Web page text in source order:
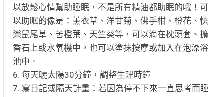
以放鬆心情幫助睡眠，不是所有精油都助眠的哦！可
以助眠的像是：薰衣草、洋甘菊、佛手柑、橙花、快
樂鼠尾草、苦橙葉、天竺葵等，可以滴在枕頭套、擴
香石上或水氧機中，也可以塗抹按摩或加入在泡澡浴
池中。
6. 每天曬太陽30分鐘，調整生理時鐘
7. 寫日記或隔天計畫：若因為停不下來一直思考而睡